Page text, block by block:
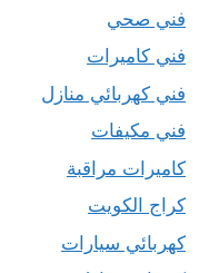
فني صحي
فني كاميرات
فني كهربائي منازل
فني مكيفات
كاميرات مراقبة
كراج الكويت
كهربائي سيارات